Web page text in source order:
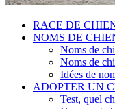
RACE DE
NOMS DE
Noms de
Noms de
Idées de
ADOPTER UN
Test, quel